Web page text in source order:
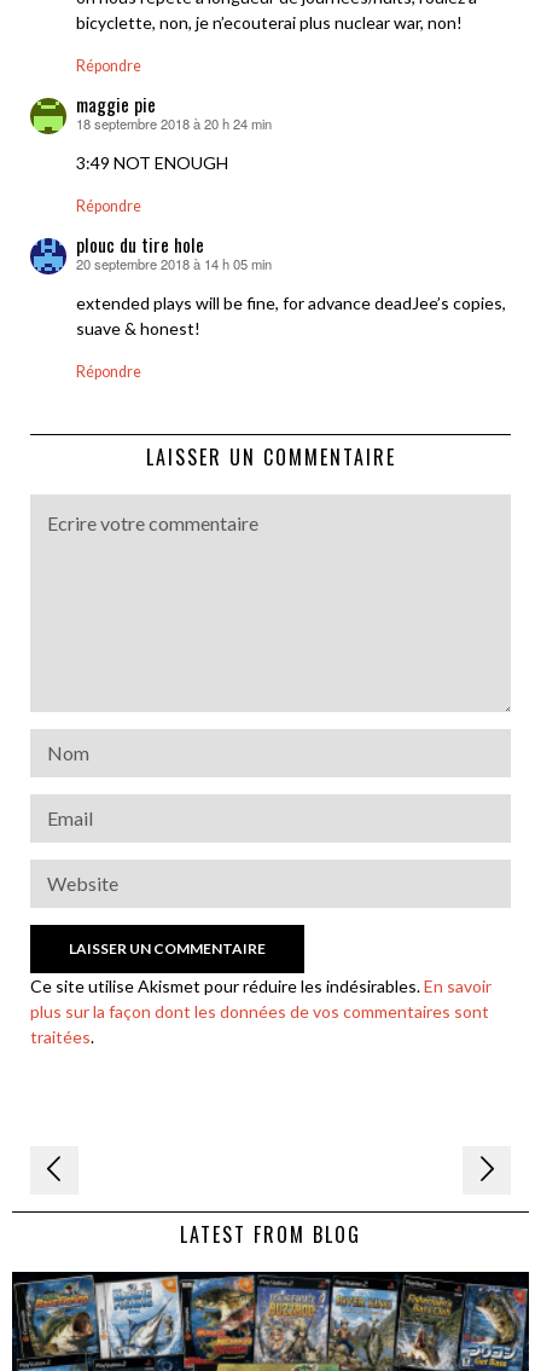
bicyclette, non, je n’ecouterai plus nuclear war, non!
Répondre
maggie pie
dit :
18 septembre 2018 à 20 h 24 min
3:49 NOT ENOUGH
Répondre
plouc du tire hole
dit :
20 septembre 2018 à 14 h 05 min
extended plays will be fine, for advance deadJee’s copies,
suave & honest!
Répondre
LAISSER UN COMMENTAIRE
Ce site utilise Akismet pour réduire les indésirables.En savoir
plus sur la façon dont les données de vos commentaires sont
traitées.
Navigation
de LATEST FROM BLOG